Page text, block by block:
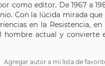
como editor. De 1967 a
Con la lúcida mirada que
en la Resistencia, en
hombre actual y convierte
Agregar autor a mi lista de